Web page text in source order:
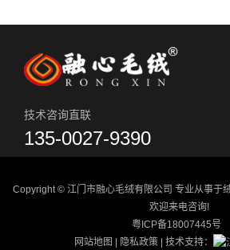
技术咨询直联
135-0027-9390
Copyright © 江门市融心毛绒有限公司 专业从事于
欢迎来电咨询!
粤ICP备18007445号
网站地图
隐私政策 | 技术支持：